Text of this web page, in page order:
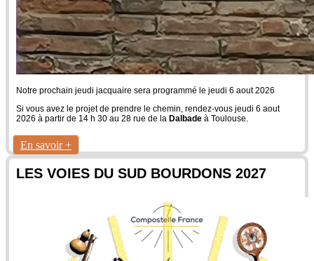
Notre prochain jeudi jacquaire sera programmé le jeudi 6 aout 2026
Si vous avez le projet de prendre le chemin, rendez-vous jeudi 6 aout
2026 à partir de 14 h 30 au 28 rue de la Dalbade à Toulouse.
En savoir +
LES VOIES DU SUD BOURDONS 2027